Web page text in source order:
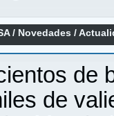
/ Novedades /
de
de